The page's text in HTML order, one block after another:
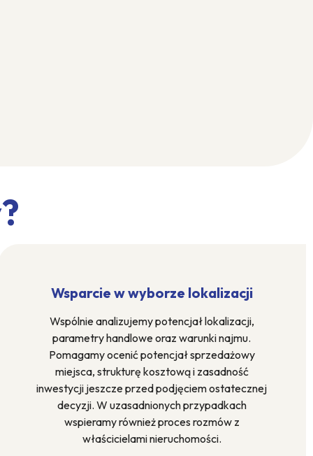
Wsparcie w wyborze lokalizacji
Wspólnie analizujemy potencjał lokalizacji,
parametry handlowe oraz warunki najmu.
Pomagamy ocenić potencjał sprzedażowy
miejsca, strukturę kosztową i zasadność
inwestycji jeszcze przed podjęciem ostatecznej
decyzji. W uzasadnionych przypadkach
wspieramy również proces rozmów z
właścicielami nieruchomości.